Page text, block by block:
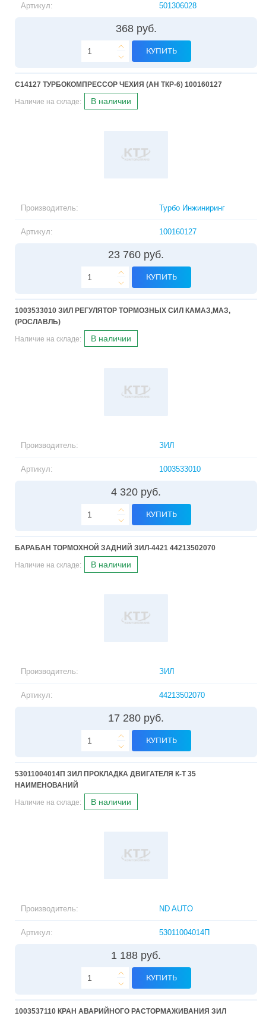
Артикул: 501306028
368 руб.
КУПИТЬ
С14127 ТУРБОКОМПРЕССОР ЧЕХИЯ (АН ТКР-6) 100160127
Наличие на складе: В наличии
Производитель: Турбо Инжиниринг
Артикул: 100160127
23 760 руб.
КУПИТЬ
1003533010 ЗИЛ РЕГУЛЯТОР ТОРМОЗНЫХ СИЛ КАМАЗ,МАЗ,
(РОСЛАВЛЬ)
Наличие на складе: В наличии
Производитель: ЗИЛ
Артикул: 1003533010
4 320 руб.
КУПИТЬ
БАРАБАН ТОРМОХНОЙ ЗАДНИЙ ЗИЛ-4421 44213502070
Наличие на складе: В наличии
Производитель: ЗИЛ
Артикул: 44213502070
17 280 руб.
КУПИТЬ
53011004014П ЗИЛ ПРОКЛАДКА ДВИГАТЕЛЯ К-Т 35
НАИМЕНОВАНИЙ
Наличие на складе: В наличии
Производитель: ND AUTO
Артикул: 53011004014П
1 188 руб.
КУПИТЬ
1003537110 КРАН АВАРИЙНОГО РАСТОРМАЖИВАНИЯ ЗИЛ